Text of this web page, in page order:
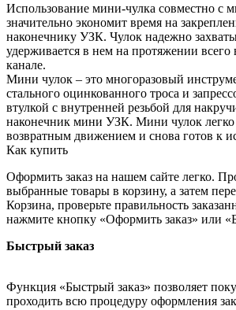
Использование мини-чулка совместно с
значительно экономит время на
наконечнику УЗК. Чулок надежно
удерживается в нем на протяжении
канале.
Мини чулок – это многоразовый
стального оцинкованного троса и
втулкой с внутренней резьбой для
наконечник мини УЗК. Мини чулок легко
возвратным движением и снова готов к
Как купить
Оформить заказ на нашем сайте легко.
выбранные товары в корзину, а затем
Корзина, проверьте правильность
нажмите кнопку «Оформить заказ» или
Быстрый заказ
Функция «Быстрый заказ» позволяет
проходить всю процедуру оформления